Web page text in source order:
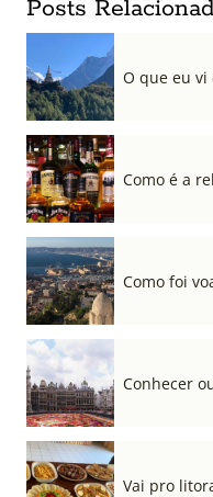
Posts
O que eu vi
Como é a
Como foi
Conhecer
Vai pro